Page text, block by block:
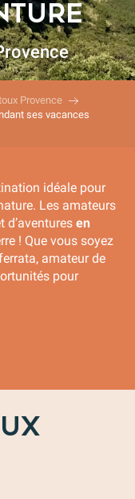
Provence
ses vacances
idéale pour
Les amateurs
d’aventures en
! Que vous soyez
amateur de
pour